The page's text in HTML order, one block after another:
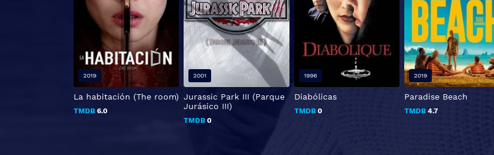
La habitación (The room)
TMDB 6.0
2019
Jurassic Park III (Parque
Jurásico III)
TMDB 0
2001
Diabólicas
TMDB0
1996
Paradise Beach
TMDB4.7
2019